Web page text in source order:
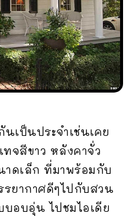
เป็นประจำเช่นเคย
จสีขาว หลังคาจั่ว
ดเล็ก ที่มาพร้อมกับ
ยากาศดีๆไปกับสวน
อบอุ่น ไปชมไอเดีย